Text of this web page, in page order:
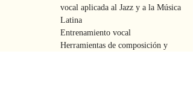
vocal aplicada al Jazz y a la Música
Latina
Entrenamiento vocal
Herramientas de composición y